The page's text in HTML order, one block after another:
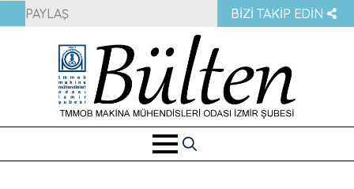
PAYLAŞ BIZI TAKIP EDIN
Search